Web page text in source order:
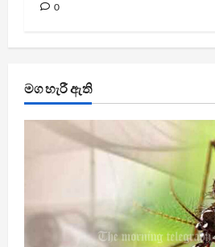
0
මග හැරී ඇති